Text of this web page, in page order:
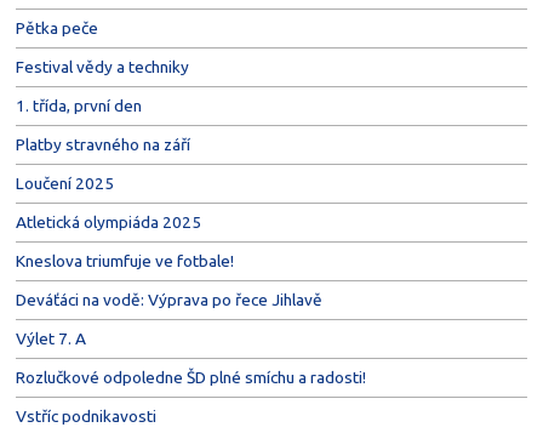
Pětka peče
Festival vědy a techniky
1. třída, první den
Platby stravného na září
Loučení 2025
Atletická olympiáda 2025
Kneslova triumfuje ve fotbale!
Deváťáci na vodě: Výprava po řece Jihlavě
Výlet 7. A
Rozlučkové odpoledne ŠD plné smíchu a radosti!
Vstříc podnikavosti